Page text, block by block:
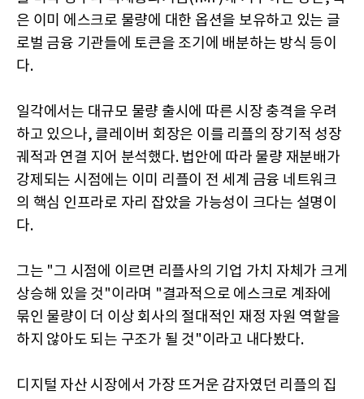
은 이미 에스크로 물량에 대한 옵션을 보유하고 있는 글
로벌 금융 기관들에 토큰을 조기에 배분하는 방식 등이
다.
일각에서는 대규모 물량 출시에 따른 시장 충격을 우려
하고 있으나, 클레이버 회장은 이를 리플의 장기적 성장
궤적과 연결 지어 분석했다. 법안에 따라 물량 재분배가
강제되는 시점에는 이미 리플이 전 세계 금융 네트워크
의 핵심 인프라로 자리 잡았을 가능성이 크다는 설명이
다.
그는 "그 시점에 이르면 리플사의 기업 가치 자체가 크게
상승해 있을 것"이라며 "결과적으로 에스크로 계좌에
묶인 물량이 더 이상 회사의 절대적인 재정 자원 역할을
하지 않아도 되는 구조가 될 것"이라고 내다봤다.
디지털 자산 시장에서 가장 뜨거운 감자였던 리플의 집